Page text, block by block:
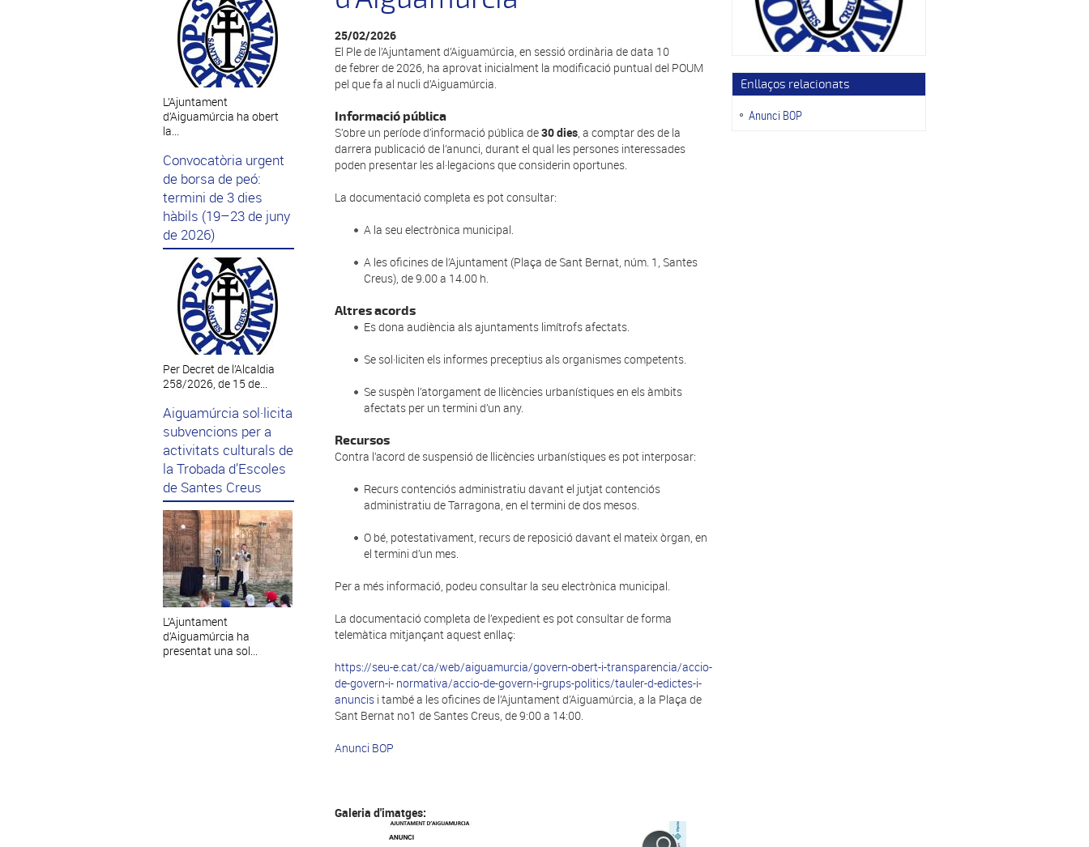
L’Ajuntament
d’Aiguamúrcia ha obert
la...
Convocatòria urgent
de borsa de peó:
termini de 3 dies
hàbils (19–23 de juny
de 2026)
Per Decret de l’Alcaldia
258/2026, de 15 de...
Aiguamúrcia sol·licita
subvencions per a
activitats culturals de
la Trobada d’Escoles
de Santes Creus
L’Ajuntament
d’Aiguamúrcia ha
presentat una sol...
Enllaços relacionats
Anunci BOP
25/02/2026
El Ple de l’Ajuntament d’Aiguamúrcia, en sessió ordinària de data 10
de febrer de 2026, ha aprovat inicialment la modificació puntual del POUM
pel que fa al nucli d’Aiguamúrcia.
Informació pública
S’obre un període d’informació pública de30 dies, a comptar des de la
darrera publicació de l’anunci, durant el qual les persones interessades
poden presentar les al·legacions que considerin oportunes.
La documentació completa es pot consultar:
A la seu electrònica municipal.
A les oficines de l’Ajuntament (Plaça de Sant Bernat, núm. 1, Santes
Creus), de 9.00 a 14.00 h.
Altres acords
Es dona audiència als ajuntaments limítrofs afectats.
Se sol·liciten els informes preceptius als organismes competents.
Se suspèn l’atorgament de llicències urbanístiques en els àmbits
afectats per un termini d’un any.
Recursos
Contra l’acord de suspensió de llicències urbanístiques es pot interposar:
Recurs contenciós administratiu davant el jutjat contenciós
administratiu de Tarragona, en el termini de dos mesos.
O bé, potestativament, recurs de reposició davant el mateix òrgan, en
el termini d’un mes.
Per a més informació, podeu consultar la seu electrònica municipal.
La documentació completa de l’expedient es pot consultar de forma
telemàtica mitjançant aquest enllaç:
https://seu-e.cat/ca/web/aiguamurcia/govern-obert-i-transparencia/accio-
de-govern-i- normativa/accio-de-govern-i-grups-politics/tauler-d-edictes-i-
anuncis i també a les oficines de l’Ajuntament d’Aiguamúrcia, a la Plaça de
Sant Bernat no1 de Santes Creus, de 9:00 a 14:00.
Anunci BOP
Galeria d'imatges: